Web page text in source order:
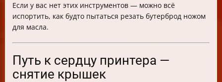
Если у вас нет этих инструментов — можно всё
испортить, как будто пытаться резать бутерброд ножом
для масла.
Путь к сердцу принтера —
снятие крышек